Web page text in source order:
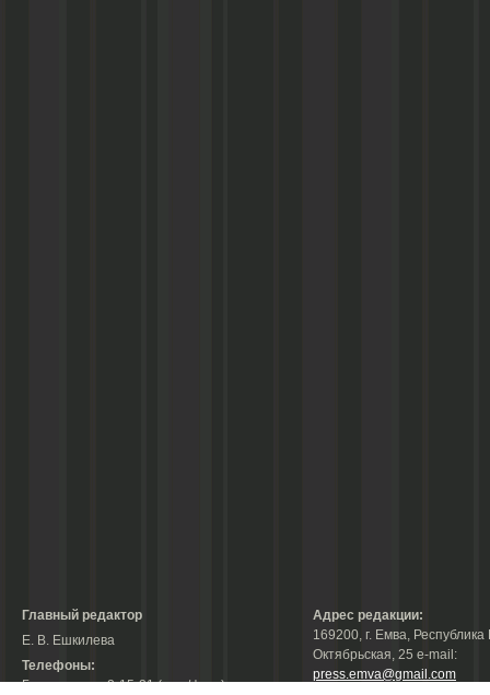
Главный редактор
Е. В. Ешкилева
Телефоны:
Гл. редактор: 2-15-31 (тел./факс);
Адрес редакции:
169200, г. Емва, Республика
Октябрьская, 25 е-mail:
press.emva@gmail.com